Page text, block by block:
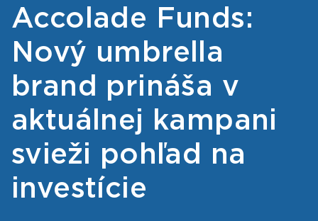
Accolade Funds:
Nový umbrella
brand prináša v
aktuálnej kampani
svieži pohľad na
investície